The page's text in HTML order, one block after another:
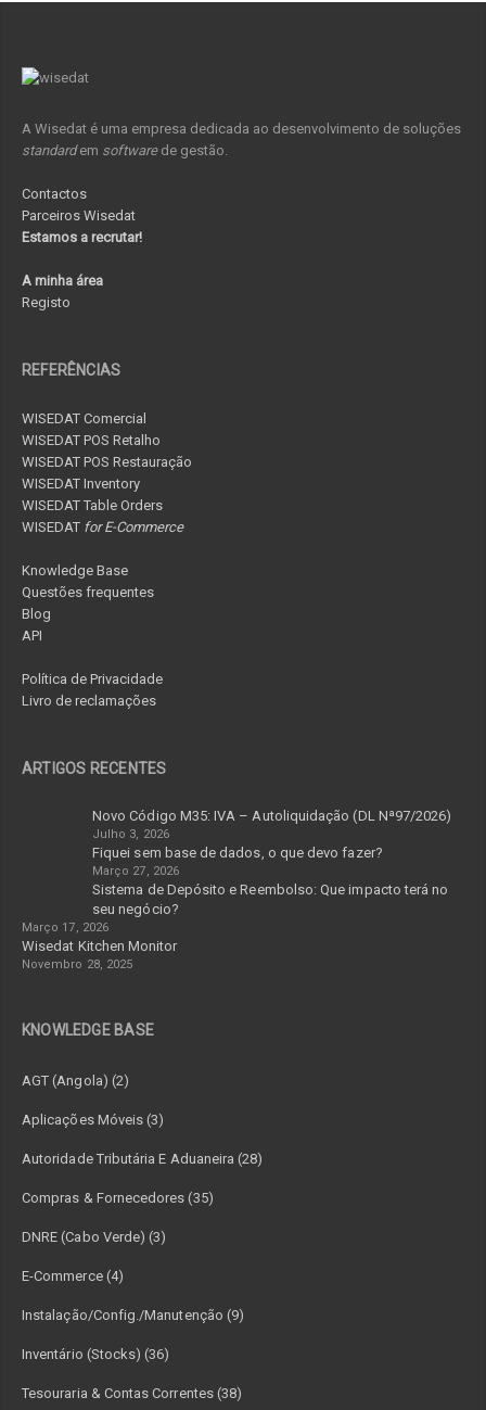
A Wisedat é uma empresa dedicada ao desenvolvimento de soluções
standardem softwarede gestão.
Contactos
Parceiros Wisedat
Estamos a recrutar!
A minha área
Registo
REFERÊNCIAS
WISEDAT Comercial
WISEDAT POS Retalho
WISEDAT POS Restauração
WISEDAT Inventory
WISEDAT Table Orders
WISEDAT for E-Commerce
Knowledge Base
Questões frequentes
Blog
API
Política de Privacidade
Livro de reclamações
ARTIGOS RECENTES
Novo Código M35: IVA – Autoliquidação (DL Nª97/2026)
Julho 3, 2026
Fiquei sem base de dados, o que devo fazer?
Março 27, 2026
Sistema de Depósito e Reembolso: Que impacto terá no
seu negócio?
Março 17, 2026
Wisedat Kitchen Monitor
Novembro 28, 2025
KNOWLEDGE BASE
AGT (Angola) (2)
Aplicações Móveis (3)
Autoridade Tributária E Aduaneira (28)
Compras & Fornecedores (35)
DNRE (Cabo Verde) (3)
E-Commerce (4)
Instalação/Config./Manutenção (9)
Inventário (Stocks) (36)
Tesouraria & Contas Correntes (38)